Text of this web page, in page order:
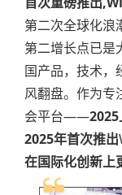
第二次全球化浪
第二增长点已是
国产品，技术，
风翻盘。作为专
会平台——2025
2025年首次推出
在国际化创新上